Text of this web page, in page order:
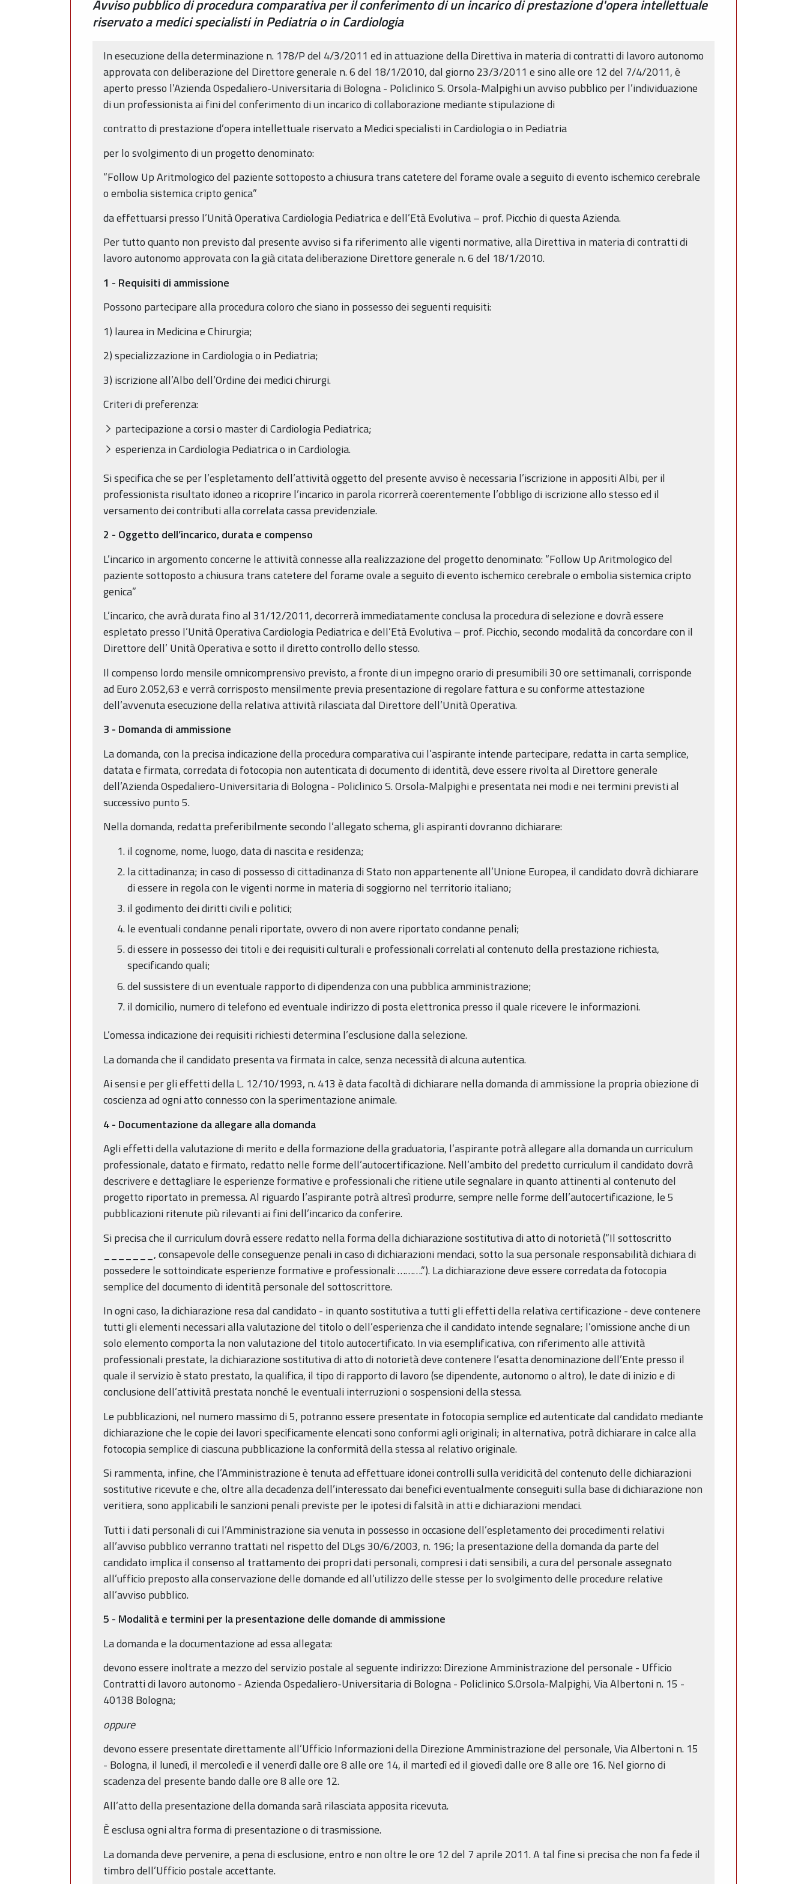
Avviso pubblico di procedura comparativa per il conferimento di un incarico di prestazione d'opera intellettuale
riservato a medici specialisti in Pediatria o in Cardiologia
In esecuzione della determinazione n. 178/P del 4/3/2011 ed in attuazione della Direttiva in materia di contratti di lavoro autonomo
approvata con deliberazione del Direttore generale n. 6 del 18/1/2010, dal giorno 23/3/2011 e sino alle ore 12 del 7/4/2011, è
aperto presso l’Azienda Ospedaliero-Universitaria di Bologna - Policlinico S. Orsola-Malpighi un avviso pubblico per l’individuazione
di un professionista ai fini del conferimento di un incarico di collaborazione mediante stipulazione di
contratto di prestazione d’opera intellettuale riservato a Medici specialisti in Cardiologia o in Pediatria
per lo svolgimento di un progetto denominato:
“Follow Up Aritmologico del paziente sottoposto a chiusura trans catetere del forame ovale a seguito di evento ischemico cerebrale
o embolia sistemica cripto genica”
da effettuarsi presso l’Unità Operativa Cardiologia Pediatrica e dell’Età Evolutiva – prof. Picchio di questa Azienda.
Per tutto quanto non previsto dal presente avviso si fa riferimento alle vigenti normative, alla Direttiva in materia di contratti di
lavoro autonomo approvata con la già citata deliberazione Direttore generale n. 6 del 18/1/2010.
1 - Requisiti di ammissione
Possono partecipare alla procedura coloro che siano in possesso dei seguenti requisiti:
1) laurea in Medicina e Chirurgia;
2) specializzazione in Cardiologia o in Pediatria;
3) iscrizione all’Albo dell’Ordine dei medici chirurgi.
Criteri di preferenza:
partecipazione a corsi o master di Cardiologia Pediatrica;
esperienza in Cardiologia Pediatrica o in Cardiologia.
Si specifica che se per l’espletamento dell’attività oggetto del presente avviso è necessaria l’iscrizione in appositi Albi, per il
professionista risultato idoneo a ricoprire l’incarico in parola ricorrerà coerentemente l’obbligo di iscrizione allo stesso ed il
versamento dei contributi alla correlata cassa previdenziale.
2 - Oggetto dell’incarico, durata e compenso
L’incarico in argomento concerne le attività connesse alla realizzazione del progetto denominato: “Follow Up Aritmologico del
paziente sottoposto a chiusura trans catetere del forame ovale a seguito di evento ischemico cerebrale o embolia sistemica cripto
genica”
L’incarico, che avrà durata fino al 31/12/2011, decorrerà immediatamente conclusa la procedura di selezione e dovrà essere
espletato presso l’Unità Operativa Cardiologia Pediatrica e dell’Età Evolutiva – prof. Picchio, secondo modalità da concordare con il
Direttore dell’ Unità Operativa e sotto il diretto controllo dello stesso.
Il compenso lordo mensile omnicomprensivo previsto, a fronte di un impegno orario di presumibili 30 ore settimanali, corrisponde
ad Euro 2.052,63 e verrà corrisposto mensilmente previa presentazione di regolare fattura e su conforme attestazione
dell’avvenuta esecuzione della relativa attività rilasciata dal Direttore dell’Unità Operativa.
3 - Domanda di ammissione
La domanda, con la precisa indicazione della procedura comparativa cui l’aspirante intende partecipare, redatta in carta semplice,
datata e firmata, corredata di fotocopia non autenticata di documento di identità, deve essere rivolta al Direttore generale
dell’Azienda Ospedaliero-Universitaria di Bologna - Policlinico S. Orsola-Malpighi e presentata nei modi e nei termini previsti al
successivo punto 5.
Nella domanda, redatta preferibilmente secondo l’allegato schema, gli aspiranti dovranno dichiarare:
il cognome, nome, luogo, data di nascita e residenza;
la cittadinanza; in caso di possesso di cittadinanza di Stato non appartenente all’Unione Europea, il candidato dovrà dichiarare
di essere in regola con le vigenti norme in materia di soggiorno nel territorio italiano;
il godimento dei diritti civili e politici;
le eventuali condanne penali riportate, ovvero di non avere riportato condanne penali;
di essere in possesso dei titoli e dei requisiti culturali e professionali correlati al contenuto della prestazione richiesta,
specificando quali;
del sussistere di un eventuale rapporto di dipendenza con una pubblica amministrazione;
il domicilio, numero di telefono ed eventuale indirizzo di posta elettronica presso il quale ricevere le informazioni.
L’omessa indicazione dei requisiti richiesti determina l’esclusione dalla selezione.
La domanda che il candidato presenta va firmata in calce, senza necessità di alcuna autentica.
Ai sensi e per gli effetti della L. 12/10/1993, n. 413 è data facoltà di dichiarare nella domanda di ammissione la propria obiezione di
coscienza ad ogni atto connesso con la sperimentazione animale.
4 - Documentazione da allegare alla domanda
Agli effetti della valutazione di merito e della formazione della graduatoria, l’aspirante potrà allegare alla domanda un curriculum
professionale, datato e firmato, redatto nelle forme dell’autocertificazione. Nell’ambito del predetto curriculum il candidato dovrà
descrivere e dettagliare le esperienze formative e professionali che ritiene utile segnalare in quanto attinenti al contenuto del
progetto riportato in premessa. Al riguardo l’aspirante potrà altresì produrre, sempre nelle forme dell’autocertificazione, le 5
pubblicazioni ritenute più rilevanti ai fini dell’incarico da conferire.
Si precisa che il curriculum dovrà essere redatto nella forma della dichiarazione sostitutiva di atto di notorietà (“Il sottoscritto
_______, consapevole delle conseguenze penali in caso di dichiarazioni mendaci, sotto la sua personale responsabilità dichiara di
possedere le sottoindicate esperienze formative e professionali: ……….”). La dichiarazione deve essere corredata da fotocopia
semplice del documento di identità personale del sottoscrittore.
In ogni caso, la dichiarazione resa dal candidato - in quanto sostitutiva a tutti gli effetti della relativa certificazione - deve contenere
tutti gli elementi necessari alla valutazione del titolo o dell’esperienza che il candidato intende segnalare; l’omissione anche di un
solo elemento comporta la non valutazione del titolo autocertificato. In via esemplificativa, con riferimento alle attività
professionali prestate, la dichiarazione sostitutiva di atto di notorietà deve contenere l’esatta denominazione dell’Ente presso il
quale il servizio è stato prestato, la qualifica, il tipo di rapporto di lavoro (se dipendente, autonomo o altro), le date di inizio e di
conclusione dell’attività prestata nonché le eventuali interruzioni o sospensioni della stessa.
Le pubblicazioni, nel numero massimo di 5, potranno essere presentate in fotocopia semplice ed autenticate dal candidato mediante
dichiarazione che le copie dei lavori specificamente elencati sono conformi agli originali; in alternativa, potrà dichiarare in calce alla
fotocopia semplice di ciascuna pubblicazione la conformità della stessa al relativo originale.
Si rammenta, infine, che l’Amministrazione è tenuta ad effettuare idonei controlli sulla veridicità del contenuto delle dichiarazioni
sostitutive ricevute e che, oltre alla decadenza dell’interessato dai benefici eventualmente conseguiti sulla base di dichiarazione non
veritiera, sono applicabili le sanzioni penali previste per le ipotesi di falsità in atti e dichiarazioni mendaci.
Tutti i dati personali di cui l’Amministrazione sia venuta in possesso in occasione dell’espletamento dei procedimenti relativi
all’avviso pubblico verranno trattati nel rispetto del DLgs 30/6/2003, n. 196; la presentazione della domanda da parte del
candidato implica il consenso al trattamento dei propri dati personali, compresi i dati sensibili, a cura del personale assegnato
all’ufficio preposto alla conservazione delle domande ed all’utilizzo delle stesse per lo svolgimento delle procedure relative
all’avviso pubblico.
5 - Modalità e termini per la presentazione delle domande di ammissione
La domanda e la documentazione ad essa allegata:
devono essere inoltrate a mezzo del servizio postale al seguente indirizzo: Direzione Amministrazione del personale - Ufficio
Contratti di lavoro autonomo - Azienda Ospedaliero-Universitaria di Bologna - Policlinico S.Orsola-Malpighi, Via Albertoni n. 15 -
40138 Bologna;
oppure
devono essere presentate direttamente all’Ufficio Informazioni della Direzione Amministrazione del personale, Via Albertoni n. 15
- Bologna, il lunedì, il mercoledì e il venerdì dalle ore 8 alle ore 14, il martedì ed il giovedì dalle ore 8 alle ore 16. Nel giorno di
scadenza del presente bando dalle ore 8 alle ore 12.
All’atto della presentazione della domanda sarà rilasciata apposita ricevuta.
È esclusa ogni altra forma di presentazione o di trasmissione.
La domanda deve pervenire, a pena di esclusione, entro e non oltre le ore 12 del 7 aprile 2011. A tal fine si precisa che non fa fede il
timbro dell’Ufficio postale accettante.